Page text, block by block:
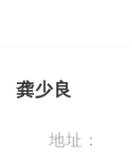
龚少良
地址：